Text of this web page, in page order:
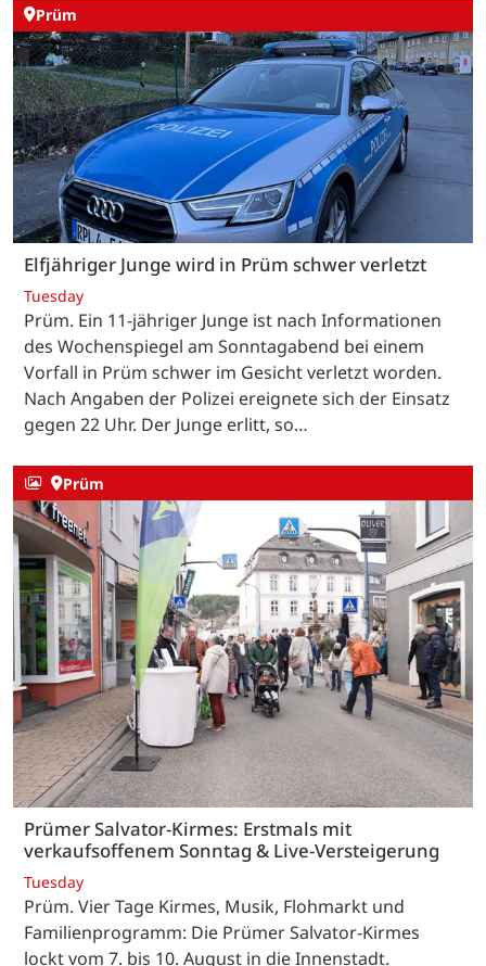
Prüm
Elfjähriger Junge wird in Prüm schwer verletzt
Tuesday
Prüm. Ein 11-jähriger Junge ist nach Informationen
des Wochenspiegel am Sonntagabend bei einem
Vorfall in Prüm schwer im Gesicht verletzt worden.
Nach Angaben der Polizei ereignete sich der Einsatz
gegen 22 Uhr. Der Junge erlitt, so…
Prüm
Prümer Salvator-Kirmes: Erstmals mit
verkaufsoffenem Sonntag & Live-Versteigerung
Tuesday
Prüm. Vier Tage Kirmes, Musik, Flohmarkt und
Familienprogramm: Die Prümer Salvator-Kirmes
lockt vom 7. bis 10. August in die Innenstadt.